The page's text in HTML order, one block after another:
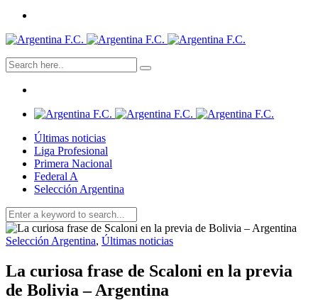
Últimas noticias
Liga Profesional
Primera Nacional
Federal A
Selección Argentina
Selección Argentina, Últimas noticias
La curiosa frase de Scaloni en la previa
de Bolivia – Argentina